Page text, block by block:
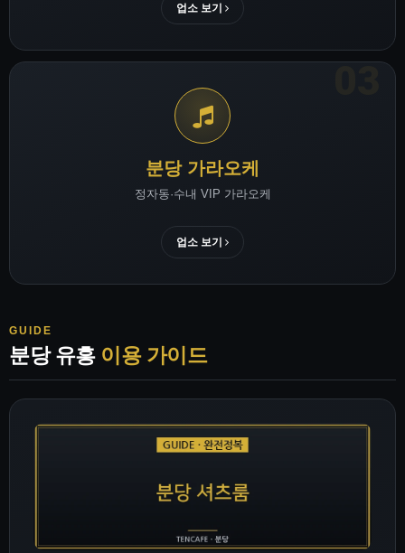
업소 보기
분당 가라오케
정자동·수내 VIP 가라오케
업소 보기
GUIDE
분당 유흥 이용 가이드